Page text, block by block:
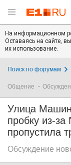
На информационном
Оставаясь на сайте,
их использование.
Поиск по форумам
Общение
Улица
пробку из-за
пропустила
Обсуждение